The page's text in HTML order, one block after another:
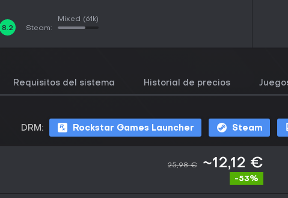
8.2 Steam:
Mixed (61k)
Requisitos del sistema Historial de precios
DRM: Rockstar Games Launcher Steam
25,98 € ~12,12 €
-53%